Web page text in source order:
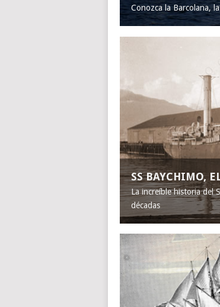
Conozca la Barcolana,
SS BAYCHIMO,
La increíble historia del
décadas